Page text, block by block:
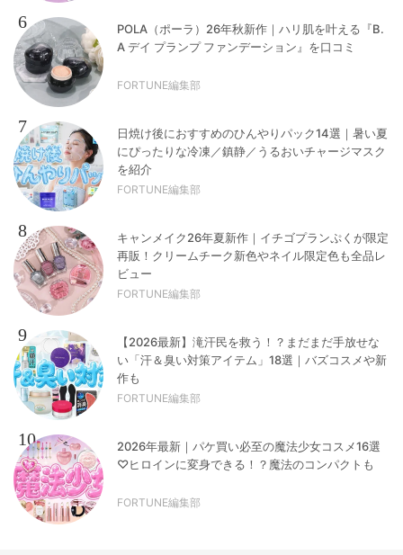
6
POLA（ポーラ）26年秋新作｜ハリ肌を叶える『B.
A デイ プランプ ファンデーション』を口コミ
FORTUNE編集部
7
日焼け後におすすめのひんやりパック14選｜暑い夏
にぴったりな冷凍／鎮静／うるおいチャージマスク
を紹介
FORTUNE編集部
8
キャンメイク26年夏新作｜イチゴプランぷくが限定
再販！クリームチーク新色やネイル限定色も全品レ
ビュー
FORTUNE編集部
9
【2026最新】滝汗民を救う！？まだまだ手放せな
い「汗＆臭い対策アイテム」18選｜バズコスメや新
作も
FORTUNE編集部
10
2026年最新｜パケ買い必至の魔法少女コスメ16選
♡ヒロインに変身できる！？魔法のコンパクトも
FORTUNE編集部